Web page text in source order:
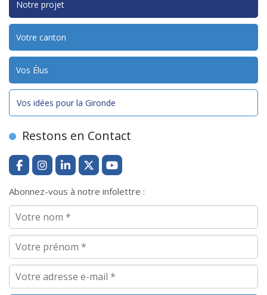
Notre projet
Votre canton
Vos Élus
Vos idées pour la Gironde
Restons en Contact
Abonnez-vous à notre infolettre :